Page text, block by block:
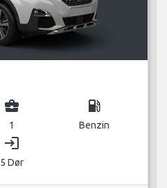
business_center
1
local_gas_station
Benzin
login
5 Dør